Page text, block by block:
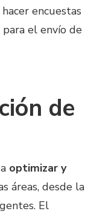
encuestas
el envío de
de
optimizar y
áreas, desde la
El